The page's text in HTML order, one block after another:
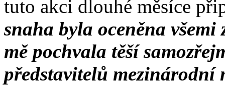
tuto akci dlouhé měsíce
snaha byla oceněna
mě pochvala těší
představitelů mezinárodní